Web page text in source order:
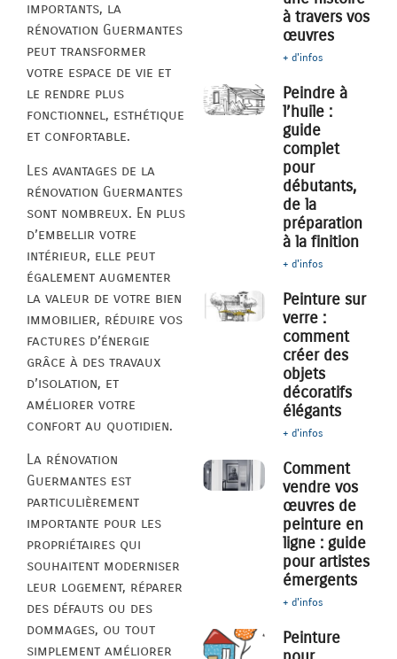
importants, la
rénovation Guermantes
peut transformer
votre espace de vie et
le rendre plus
fonctionnel, esthétique
et confortable.
Les avantages de la
rénovation Guermantes
sont nombreux. En plus
d’embellir votre
intérieur, elle peut
également augmenter
la valeur de votre bien
immobilier, réduire vos
factures d’énergie
grâce à des travaux
d’isolation, et
améliorer votre
confort au quotidien.
La rénovation
Guermantes est
particulièrement
importante pour les
propriétaires qui
souhaitent moderniser
leur logement, réparer
des défauts ou des
dommages, ou tout
simplement améliorer
à travers vos
œuvres
+ d'infos
Peindre à
l’huile :
guide
complet
pour
débutants,
de la
préparation
à la finition
+ d'infos
Peinture sur
verre :
comment
créer des
objets
décoratifs
élégants
+ d'infos
Comment
vendre vos
œuvres de
peinture en
ligne : guide
pour artistes
émergents
+ d'infos
Peinture